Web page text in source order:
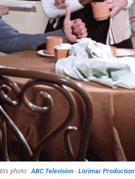
photo : ABC Television -Lorimar Production